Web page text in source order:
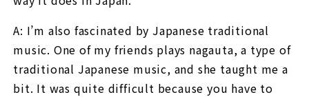
A: I’m also fascinated by Japanese traditional
music. One of my friends plays nagauta, a type of
traditional Japanese music, and she taught me a
bit. It was quite difficult because you have to